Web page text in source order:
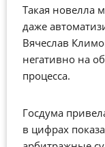
Такая новелла
даже
Вячеслав
негативно на
процесса.
Госдума
в цифрах